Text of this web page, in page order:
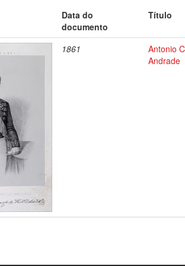
Data do
documento
Título
1861
Antonio
Andrade